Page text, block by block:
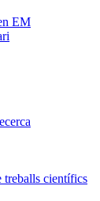
EM
treballs científics